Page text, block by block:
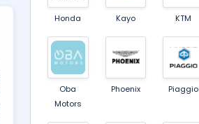
Honda Kayo KTM
Oba
Motors
Phoenix Piaggio